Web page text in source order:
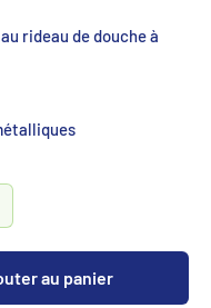
rideau de douche à
au panier